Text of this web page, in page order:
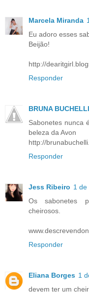
Marcela Miranda
Eu adoro esses
Beijão!
http://
Responder
BRUNA BUCHELLI
Sabonetes nunca
beleza da Avon
http://
Responder
Jess Ribeiro 1 de
Os sabonetes
cheirosos.
Responder
Eliana Borges 1
devem ter um